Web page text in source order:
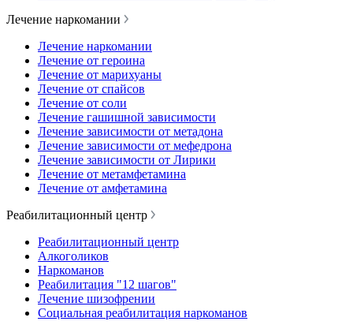
Лечение наркомании
Лечение наркомании
Лечение от героина
Лечение от марихуаны
Лечение от спайсов
Лечение от соли
Лечение гашишной зависимости
Лечение зависимости от метадона
Лечение зависимости от мефедрона
Лечение зависимости от Лирики
Лечение от метамфетамина
Лечение от амфетамина
Реабилитационный центр
Реабилитационный центр
Алкоголиков
Наркоманов
Реабилитация "12 шагов"
Лечение шизофрении
Социальная реабилитация наркоманов